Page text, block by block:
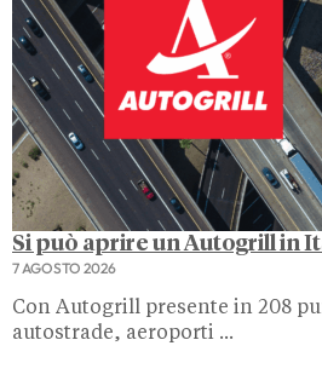
Si può aprire un Autogrill in
7 AGOSTO 2026
Con Autogrill presente in 208
autostrade, aeroporti ...